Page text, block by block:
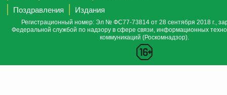
Поздравления
Издания
Регистрационный номер: Эл № ФС77-73814 от 28 сентября 2018 г.,
Федеральной службой по надзору в сфере связи, информационных
коммуникаций (Роскомнадзор).